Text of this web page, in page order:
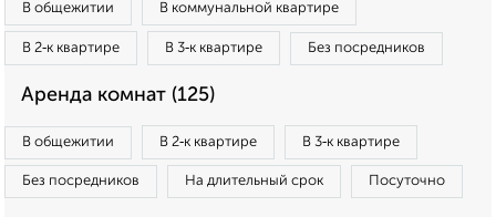
В общежитии В коммунальной квартире
В 2‑к квартире В 3‑к квартире Без посредников
Аренда комнат (125)
В общежитии В 2‑к квартире В 3‑к квартире
Без посредников На длительный срок Посуточно